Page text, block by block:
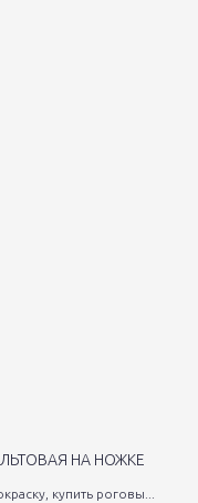
НА НОЖКЕ
купить роговы...